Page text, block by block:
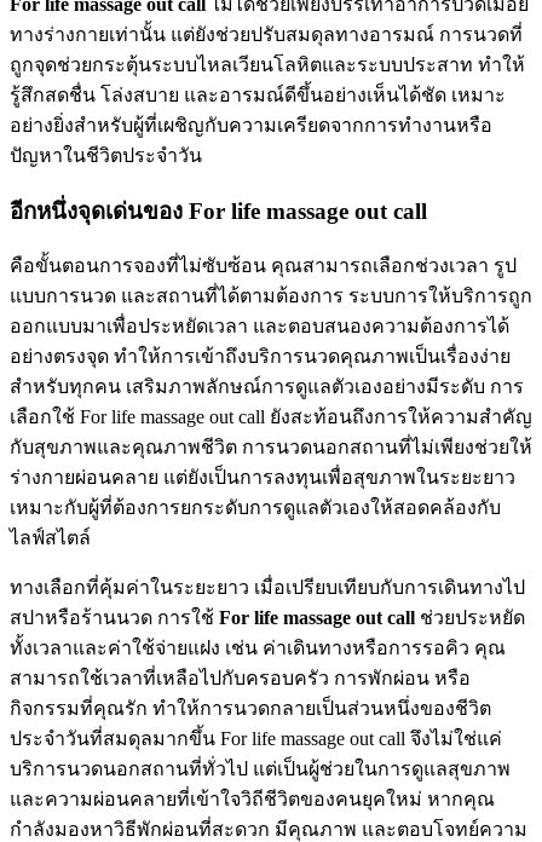
For life massage out call
ไม่ได้ช่วยเพียงบรรเทาอาการปวดเมื่อย
ทางร่างกายเท่านั้น แต่ยังช่วยปรับสมดุลทางอารมณ์ การนวดที่
ถูกจุดช่วยกระตุ้นระบบไหลเวียนโลหิตและระบบประสาท ทำให้
รู้สึกสดชื่น โล่งสบาย และอารมณ์ดีขึ้นอย่างเห็นได้ชัด เหมาะ
อย่างยิ่งสำหรับผู้ที่เผชิญกับความเครียดจากการทำงานหรือ
ปัญหาในชีวิตประจำวัน
อีกหนึ่งจุดเด่นของ For life massage out call
คือขั้นตอนการจองที่ไม่ซับซ้อน คุณสามารถเลือกช่วงเวลา รูป
แบบการนวด และสถานที่ได้ตามต้องการ ระบบการให้บริการถูก
ออกแบบมาเพื่อประหยัดเวลา และตอบสนองความต้องการได้
อย่างตรงจุด ทำให้การเข้าถึงบริการนวดคุณภาพเป็นเรื่องง่าย
สำหรับทุกคน เสริมภาพลักษณ์การดูแลตัวเองอย่างมีระดับ การ
เลือกใช้ For life massage out call ยังสะท้อนถึงการให้ความสำคัญ
กับสุขภาพและคุณภาพชีวิต การนวดนอกสถานที่ไม่เพียงช่วยให้
ร่างกายผ่อนคลาย แต่ยังเป็นการลงทุนเพื่อสุขภาพในระยะยาว
เหมาะกับผู้ที่ต้องการยกระดับการดูแลตัวเองให้สอดคล้องกับ
ไลฟ์สไตล์
ทางเลือกที่คุ้มค่าในระยะยาว เมื่อเปรียบเทียบกับการเดินทางไป
สปาหรือร้านนวด การใช้ For life massage out call ช่วยประหยัด
ทั้งเวลาและค่าใช้จ่ายแฝง เช่น ค่าเดินทางหรือการรอคิว คุณ
สามารถใช้เวลาที่เหลือไปกับครอบครัว การพักผ่อน หรือ
กิจกรรมที่คุณรัก ทำให้การนวดกลายเป็นส่วนหนึ่งของชีวิต
ประจำวันที่สมดุลมากขึ้น For life massage out call จึงไม่ใช่แค่
บริการนวดนอกสถานที่ทั่วไป แต่เป็นผู้ช่วยในการดูแลสุขภาพ
และความผ่อนคลายที่เข้าใจวิถีชีวิตของคนยุคใหม่ หากคุณ
กำลังมองหาวิธีพักผ่อนที่สะดวก มีคุณภาพ และตอบโจทย์ความ